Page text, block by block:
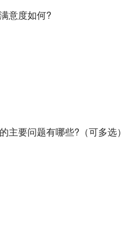
意度如何?
主要问题有哪些?（可多选）